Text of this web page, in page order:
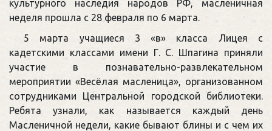
культурного наследия народов РФ, масленичная
неделя прошла с 28 февраля по 6 марта.
5 марта учащиеся 3 «в» класса Лицея с
кадетскими классами имени Г. С. Шпагина приняли
участие в познавательно-развлекательном
мероприятии «Весёлая масленица», организованном
сотрудниками Центральной городской библиотеки.
Ребята узнали, как называется каждый день
Масленичной недели, какие бывают блины и с чем их